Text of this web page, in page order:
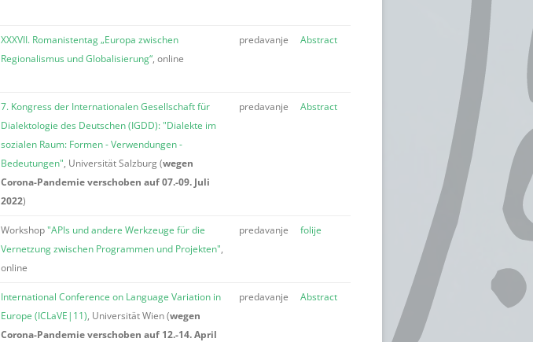
XXXVII. Romanistentag „Europa zwischen
Regionalismus und Globalisierung“, online
predavanje Abstract
7. Kongress der Internationalen Gesellschaft für
Dialektologie des Deutschen (IGDD): "Dialekte im
sozialen Raum: Formen - Verwendungen -
Bedeutungen", Universität Salzburg (wegen
Corona-Pandemie verschoben auf 07.-09. Juli
2022)
predavanje Abstract
Workshop"APIs und andere Werkzeuge für die
Vernetzung zwischen Programmen und Projekten",
online
predavanje folije
International Conference on Language Variation in
Europe (ICLaVE|11), Universität Wien (wegen
Corona-Pandemie verschoben auf 12.-14. April
predavanje Abstract